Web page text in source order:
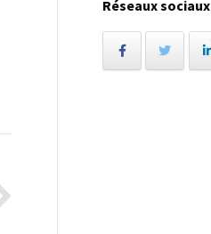
Réseaux sociaux